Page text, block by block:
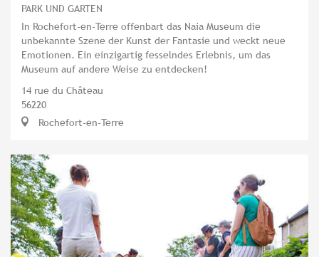
PARK UND GARTEN
In Rochefort-en-Terre offenbart das Naia Museum die
unbekannte Szene der Kunst der Fantasie und weckt neue
Emotionen. Ein einzigartig fesselndes Erlebnis, um das
Museum auf andere Weise zu entdecken!
14 rue du Château
56220
Rochefort-en-Terre